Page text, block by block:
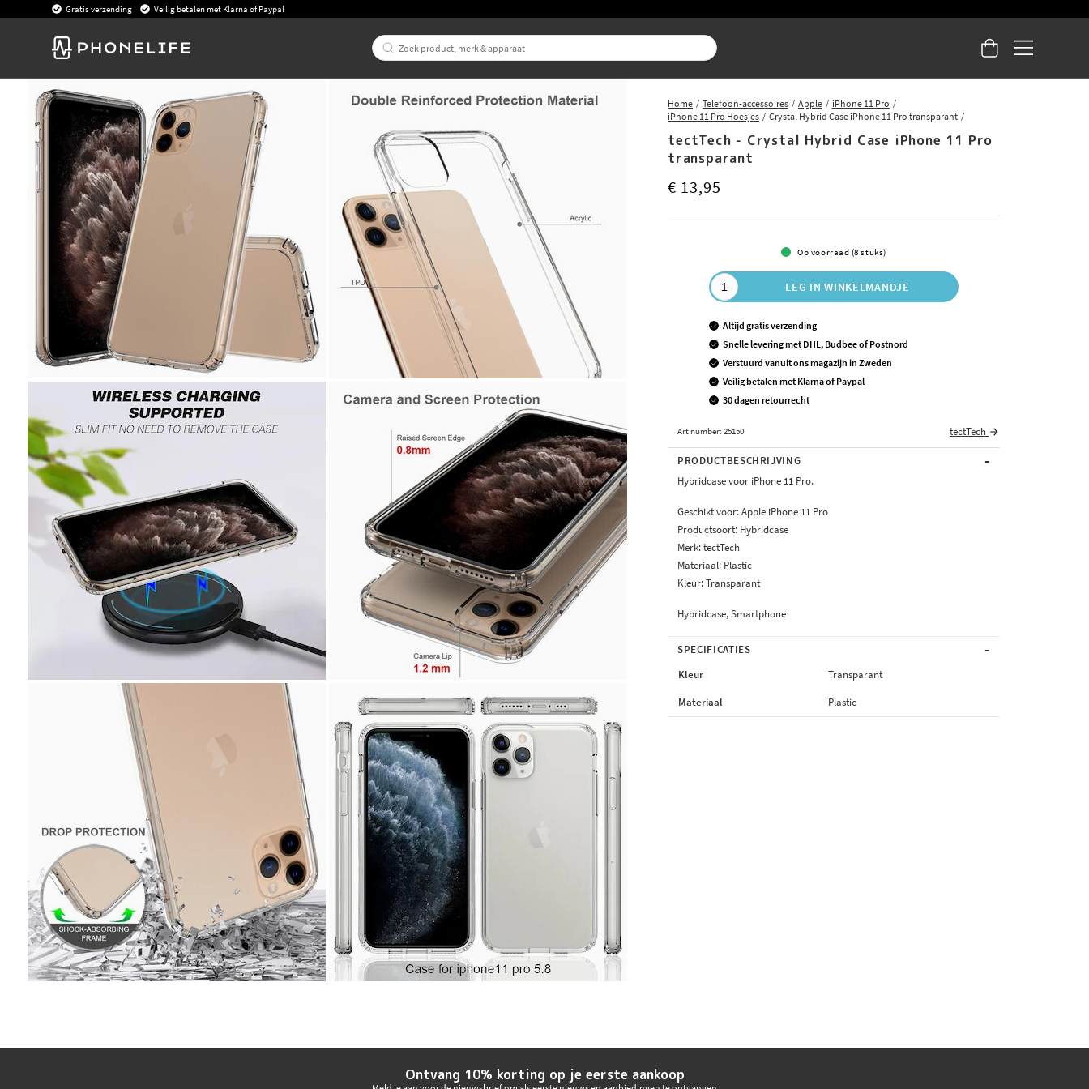
Gratis verzending Veilig betalen met Klarna of Paypal
Home Telefoon-accessoires Apple
iPhone 11 Pro
iPhone 11 Pro Hoesjes
Crystal Hybrid Case iPhone 11 Pro transparant
tectTech - Crystal Hybrid Case iPhone 11 Pro
transparant
Prijs :€ 13,95
€ 13,95
Op voorraad (8 stuks)
LEG IN WINKELMANDJE
Altijd gratis verzending
Snelle levering met DHL, Budbee of Postnord
Verstuurd vanuit ons magazijn in Zweden
Veilig betalen met Klarna of Paypal
30 dagen retourrecht
Art number: 25150 tectTech
PRODUCTBESCHRIJVING -
Hybridcase voor iPhone 11 Pro.
Geschikt voor: Apple iPhone 11 Pro
Productsoort: Hybridcase
Merk: tectTech
Materiaal: Plastic
Kleur: Transparant
Hybridcase, Smartphone
SPECIFICATIES -
Kleur
Transparant
Materiaal
Plastic
Ontvang 10% korting op je eerste aankoop